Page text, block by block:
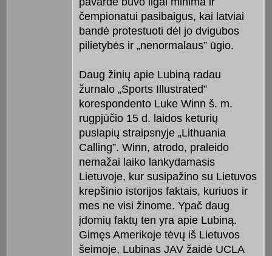
čempionatui pasibaigus, kai latviai
bandė protestuoti dėl jo dvigubos
pilietybės ir „nenormalaus” ūgio.
Daug žinių apie Lubiną radau
žurnalo „Sports Illustrated”
korespondento Luke Winn š. m.
rugpjūčio 15 d. laidos keturių
puslapių straipsnyje „Lithuania
Calling”. Winn, atrodo, praleido
nemažai laiko lankydamasis
Lietuvoje, kur susipažino su Lietuvos
krepšinio istorijos faktais, kuriuos ir
mes ne visi žinome. Ypač daug
įdomių faktų ten yra apie Lubiną.
Gimęs Amerikoje tėvų iš Lietuvos
šeimoje, Lubinas JAV žaidė UCLA